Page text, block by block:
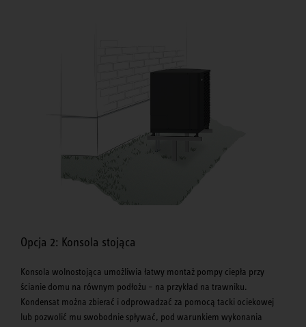
Opcja 2: Konsola stojąca
Konsola wolnostojąca umożliwia łatwy montaż pompy ciepła przy
ścianie domu na równym podłożu – na przykład na trawniku.
Kondensat można zbierać i odprowadzać za pomocą tacki ociekowej
lub pozwolić mu swobodnie spływać, pod warunkiem wykonania